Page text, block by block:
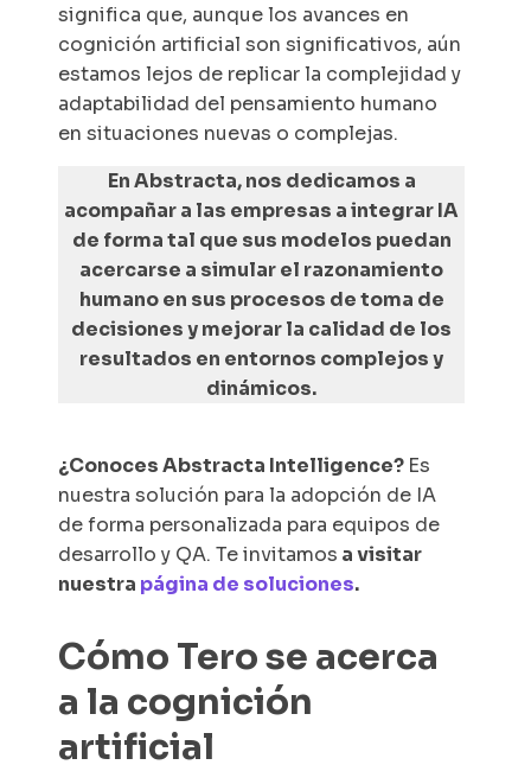
significa que, aunque los avances en
cognición artificial son significativos, aún
estamos lejos de replicar la complejidad y
adaptabilidad del pensamiento humano
en situaciones nuevas o complejas.
En Abstracta, nos dedicamos a
acompañar a las empresas a integrar IA
de forma tal que sus modelos puedan
acercarse a simular el razonamiento
humano en sus procesos de toma de
decisiones y mejorar la calidad de los
resultados en entornos complejos y
dinámicos.
¿Conoces Abstracta Intelligence? Es
nuestra solución para la adopción de IA
de forma personalizada para equipos de
desarrollo y QA. Te invitamos a visitar
nuestra página de soluciones.
Cómo Tero se acerca
a la cognición
artificial